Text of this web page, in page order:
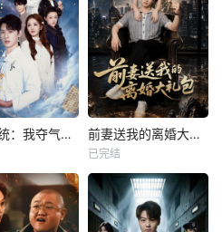
因果系统：我夺气运救苍生 前妻送我的离婚大礼包
已完结